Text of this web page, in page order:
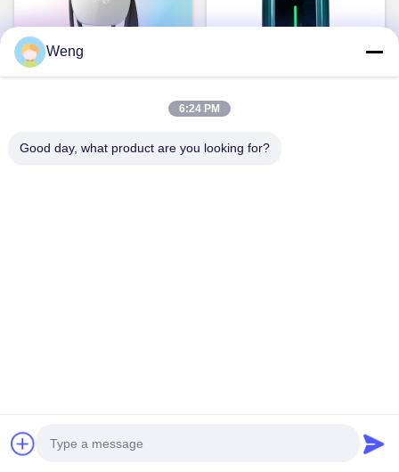
สถานีชาร์จรถไฟฟ้าใหม่ 22kw
AC สถานีชาร์จรถไฟฟ้าสาม
ระยะ EV ที่มีอัตราการผลิตสูง
สภาพปัจจุบันใหม่
จอทตอนนี้
Wisenergy 32A 22KW Fast
Home รถชาร์จไฟฟ้าใหม่แบบ
พกพา EV Station ประเภท 2
CCS อะแดปเตอร์ WIFI
จอทตอนนี้
hnztech@126.com
Weng
6:24 PM
Good day, what product are you looking for?